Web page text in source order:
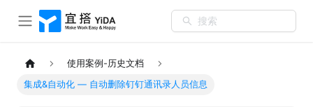
搜索
使用案例-历史文档
集成&自动化 — 自动删除钉钉通讯录人员信息